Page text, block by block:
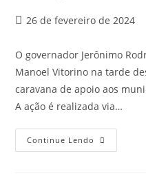
26 de fevereiro de 2024
O governador Jerônimo
Manoel Vitorino na tarde
caravana de apoio aos
A ação é realizada via…
Continue Lendo